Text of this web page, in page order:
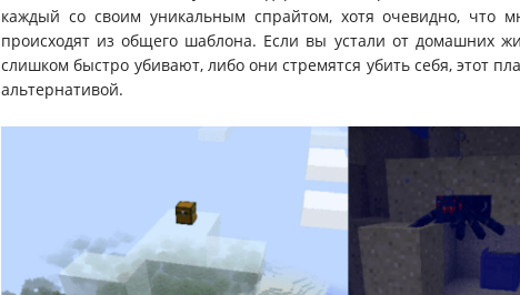
каждый со своим уникальным спрайтом, хотя очевидно, что
происходят из общего шаблона. Если вы устали от домашних
слишком быстро убивают, либо они стремятся убить себя, этот
альтернативой.